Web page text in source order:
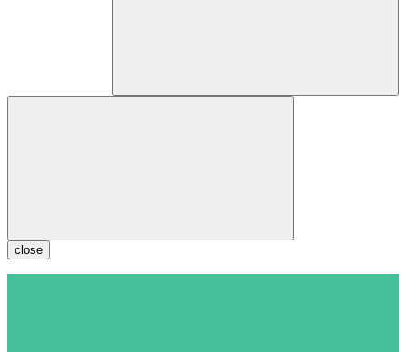
close